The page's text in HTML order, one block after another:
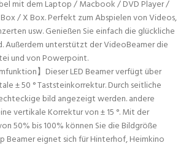
mit dem Laptop / Macbook / DVD Player /
/ X Box. Perfekt zum Abspielen von Videos,
usw. Genießen Sie einfach die glückliche
Außerdem unterstützt der VideoBeamer die
und von Powerpoint.
】Dieser LED Beamer verfügt über
± 50 ° Taststeinkorrektur. Durch seitliche
bild angezeigt werden. andere
vertikale Korrektur von ± 15 °. Mit der
50% bis 100% können Sie die Bildgröße
Beamer eignet sich für Hinterhof, Heimkino